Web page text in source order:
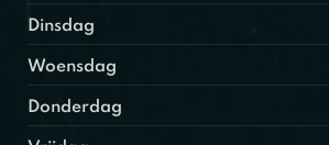
Dinsdag
Woensdag
Donderdag